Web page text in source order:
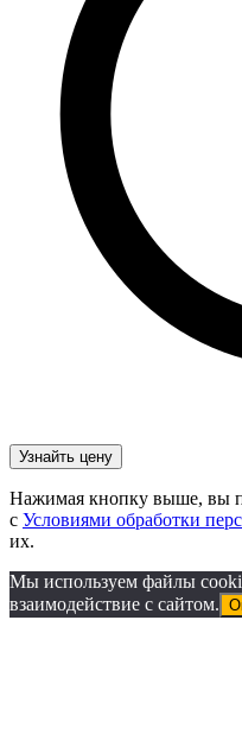
Нажимая кнопку выше, вы
с Условиями обработки
их.
Мы используем файлы
взаимодействие с сайтом.